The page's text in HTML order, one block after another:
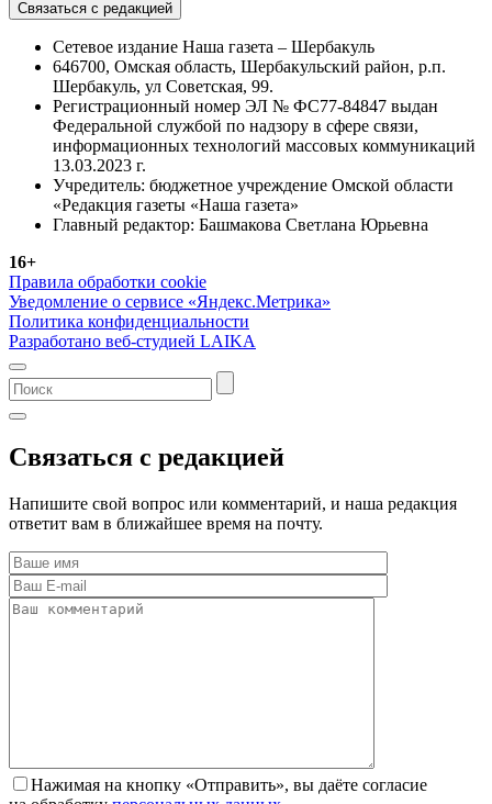
Связаться с редакцией
Сетевое издание Наша газета – Шербакуль
646700, Омская область, Шербакульский район, р.п.
Шербакуль, ул Советская, 99.
Регистрационный номер ЭЛ № ФС77-84847 выдан
Федеральной службой по надзору в сфере связи,
информационных технологий массовых коммуникаций
13.03.2023 г.
Учредитель: бюджетное учреждение Омской области
«Редакция газеты «Наша газета»
Главный редактор: Башмакова Светлана Юрьевна
16+
Правила обработки cookie
Уведомление о сервисе «Яндекс.Метрика»
Политика конфиденциальности
Разработано веб-студией LAIKA
Связаться с редакцией
Напишите свой вопрос или комментарий, и наша редакция
ответит вам в ближайшее время на почту.
Нажимая на кнопку «Отправить», вы даёте согласие